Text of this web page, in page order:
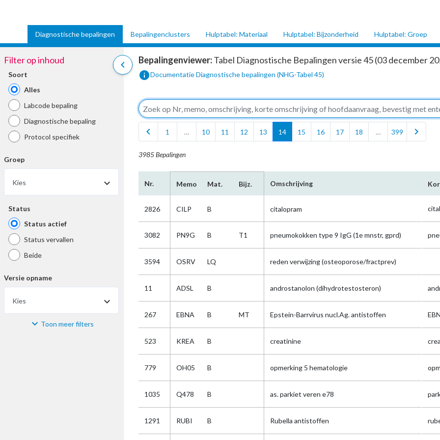
Diagnostische bepalingen Bepalingenclusters Hulptabel: Materiaal Hulptabel: Bijzonderheid Hulptabel: Groep
chevron_left
Filter op inhoud
Soort
Alles
Labcode bepaling
Diagnostische bepaling
Protocol specifiek
Groep
Kies
Status
Status actief
Status vervallen
Beide
Versie opname
Kies
Materiaal Toon meer filters
Bepalingenviewer:Tabel Diagnostische Bepalingen versie 45 (03 december
infoDocumentatie Diagnostische bepalingen (NHG-Tabel 45)
chevron_left
1 … 10 11 12 13 14 15 16 17 18 … 399 chevron_right
3985 Bepalingen
Nr. Memo Mat. Bijz. Omschrijving
2826 CILP B citalopram
3082 PN9G B T1 pneumokokken type 9 IgG (1e mnstr, gprd)
3594 OSRV LQ reden verwijzing (osteoporose/fractprev)
11 ADSL B androstanolon (dihydrotestosteron)
267 EBNA B MT Epstein-Barrvirus nucl.Ag. antistoffen
523 KREA B creatinine
779 OH05 B opmerking 5 hematologie
1035 Q478 B as. parkiet veren e78
1291 RUBI B Rubella antistoffen